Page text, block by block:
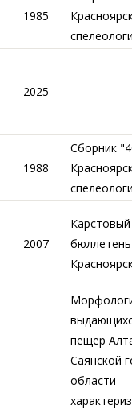
1985
2025
1988
Сборник
2007
Карстовый
пещер
Саянской
области